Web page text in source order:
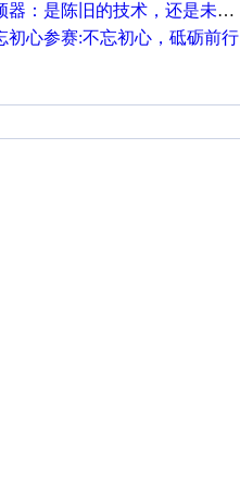
：是陈旧的技术，还是未来的幕后英雄？
初心参赛:不忘初心，砥砺前行